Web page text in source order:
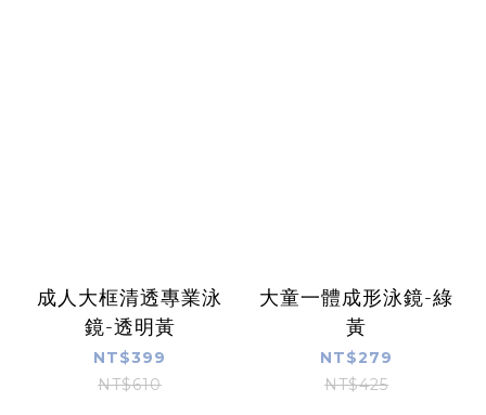
成人大框清透專業泳
鏡-透明黃
NT$399
NT$610
大童一體成形泳鏡-綠
黃
NT$279
NT$425